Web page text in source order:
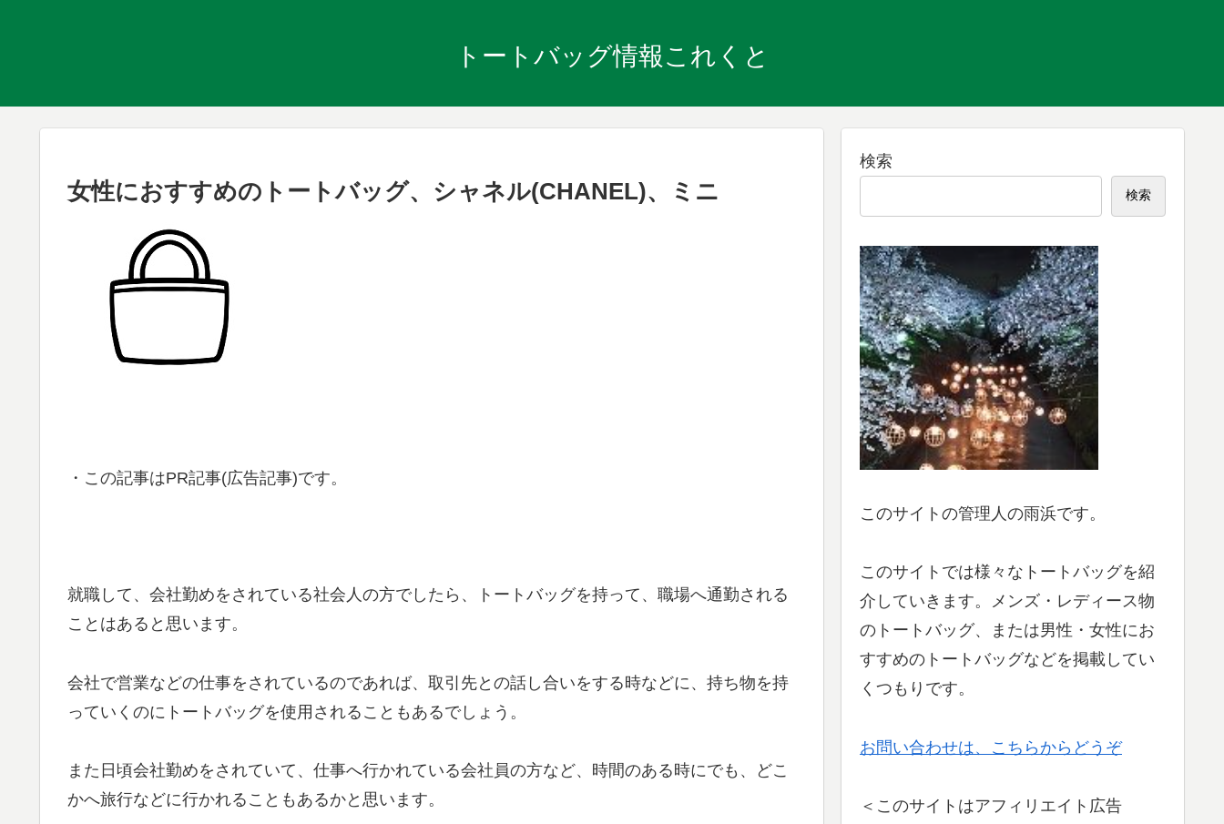
トートバッグ情報これくと
女性におすすめのトートバッグ、シャネル(CHANEL)、ミニ
・この記事はPR記事(広告記事)です。
就職して、会社勤めをされている社会人の方でしたら、トートバッグを持って、職場へ通勤される
ことはあると思います。
会社で営業などの仕事をされているのであれば、取引先との話し合いをする時などに、持ち物を持
っていくのにトートバッグを使用されることもあるでしょう。
また日頃会社勤めをされていて、仕事へ行かれている会社員の方など、時間のある時にでも、どこ
かへ旅行などに行かれることもあるかと思います。
検索
検索
このサイトの管理人の雨浜です。
このサイトでは様々なトートバッグを紹
介していきます。メンズ・レディース物
のトートバッグ、または男性・女性にお
すすめのトートバッグなどを掲載してい
くつもりです。
お問い合わせは、こちらからどうぞ
＜このサイトはアフィリエイト広告